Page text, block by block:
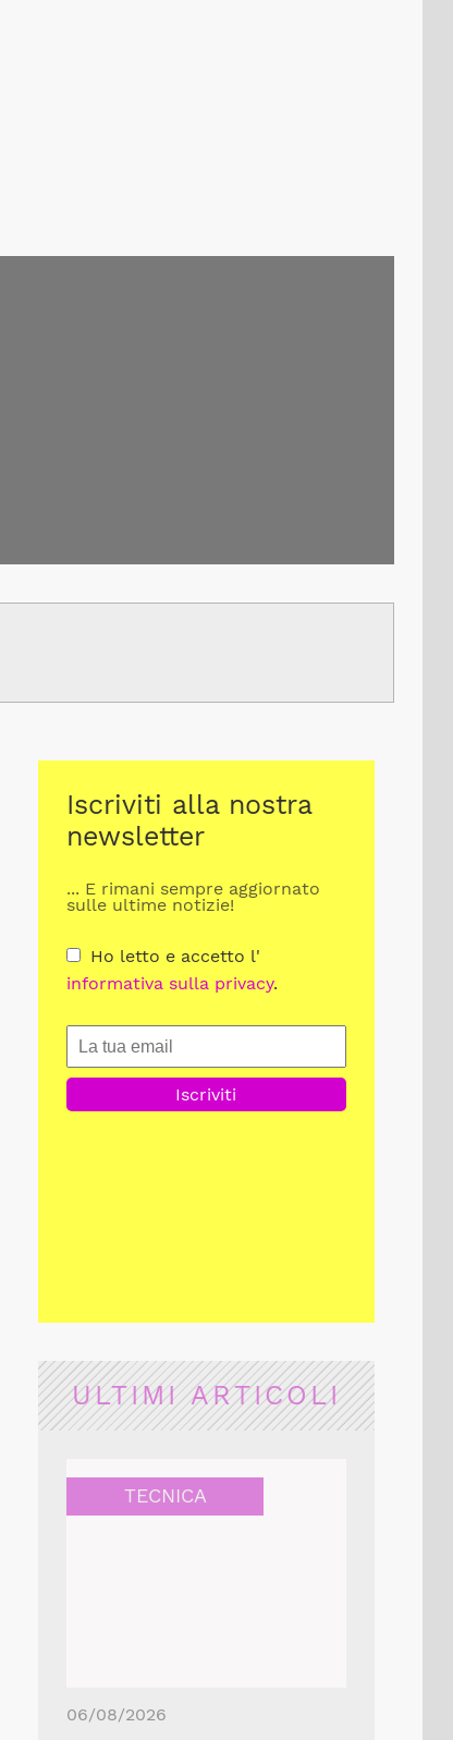
Iscriviti alla nostra
newsletter
... E rimani sempre aggiornato
sulle ultime notizie!
Ho letto e accetto l'
informativa sulla privacy.
ULTIMI ARTICOLI
TECNICA
06/08/2026